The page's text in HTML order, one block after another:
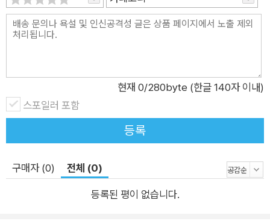
분이 든다. 작디작은 원자들이 펼쳐 보이는 넓고도 다채로운 세상
속으로 “주기율표의 구석구석을 짚어 가다 보면 인생을 사는 중
경쟁하며 마음 졸이는 좁은 세상을 벗어나면, 그 바깥에 얼마나
다른 세상이 펼쳐져 있는지 더 넓게 볼 수도 있을 것이다.” - ‘시작
하며’ 중에서 이 책에는 대다수 학교에서 ‘여기까지만 외우면 된
다’고 하는 수소부터 칼슘까지의 원소들이 아닌, 그다음의 낯선
한다. 그래서 이름부터 생소한 원소들에 관한 이야기가 많으면서
도 철이나 구리같이 일상생활에서 굉장히 쉽게 볼 수 있는 익숙한
현재 0/280byte (한글 140자 이내)
스포일러 포함
등록
구매자 (0) 전체 (0)
등록된 평이 없습니다.